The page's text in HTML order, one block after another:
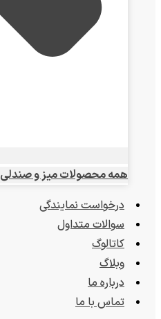
همه محصولات میز و صندلی
درخواست نمایندگی
سوالات متداول
کاتالوگ
وبلاگ
درباره ما
تماس با ما